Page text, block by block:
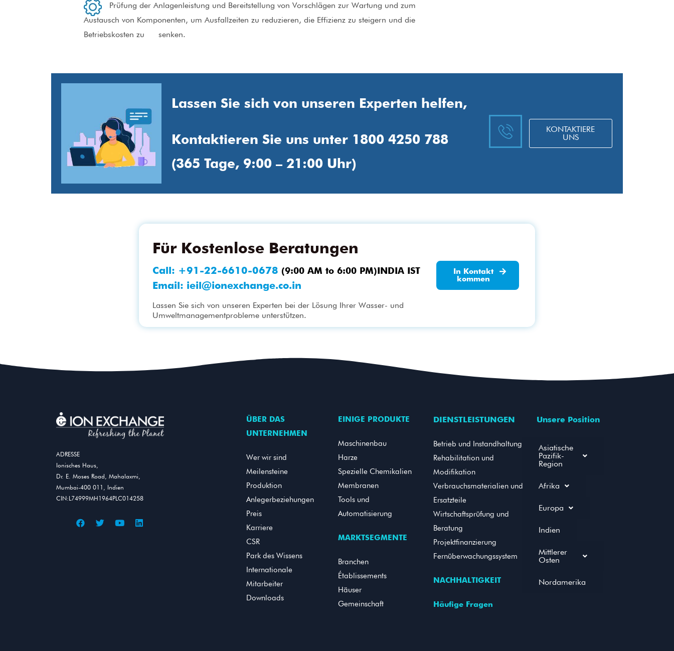
Prüfung der Anlagenleistung und Bereitstellung von Vorschlägen zur Wartung und zum
Austausch von Komponenten, um Ausfallzeiten zu reduzieren, die Effizienz zu steigern und die
Betriebskosten zu senken.
Lassen Sie sich von unseren Experten helfen,
Kontaktieren Sie uns unter 1800 4250 788
(365 Tage, 9:00 – 21:00 Uhr)
KONTAKTIERE
UNS
Für Kostenlose Beratungen
Call: +91-22-6610-0678 (9:00 AM to 6:00 PM)INDIA IST
Email: ieil@ionexchange.co.in
Lassen Sie sich von unseren Experten bei der Lösung Ihrer Wasser- und
Umweltmanagementprobleme unterstützen.
In Kontakt
kommen
ADRESSE
Ionisches Haus,
Dr. E. Moses Road, Mahalaxmi,
Mumbai-400 011, Indien
CIN:L74999MH1964PLC014258
ÜBER DAS
UNTERNEHMEN
Wer wir sind
Meilensteine
Produktion
Anlegerbeziehungen
Preis
Karriere
CSR
Park des Wissens
Internationale
Mitarbeiter
Downloads
EINIGE PRODUKTE
Maschinenbau
Harze
Spezielle Chemikalien
Membranen
Tools und
Automatisierung
MARKTSEGMENTE
Branchen
Établissements
Häuser
Gemeinschaft
DIENSTLEISTUNGEN
Betrieb und Instandhaltung
Rehabilitation und
Modifikation
Verbrauchsmaterialien und
Ersatzteile
Wirtschaftsprüfung und
Beratung
Projektfinanzierung
Fernüberwachungssystem
NACHHALTIGKEIT
Häufige Fragen
Unsere Position
Asiatische
Pazifik-
Region
Afrika
Europa
Indien
Mittlerer
Osten
Nordamerika